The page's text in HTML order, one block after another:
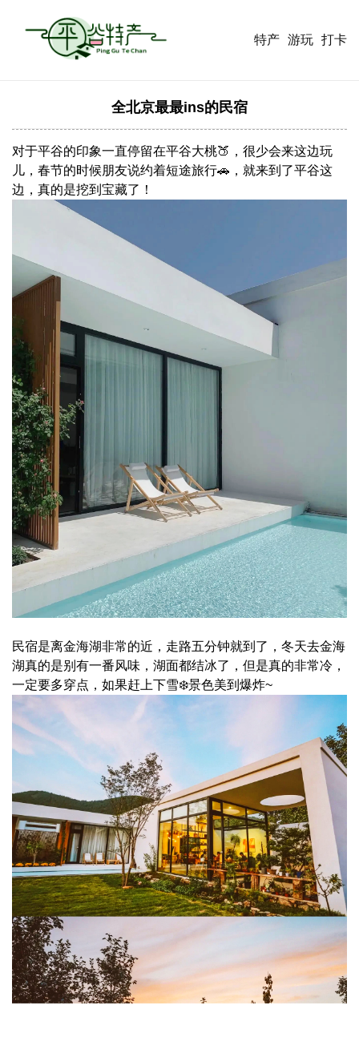
特产 游玩 打卡
全北京最最ins的民宿
对于平谷的印象一直停留在平谷大桃🍑，很少会来这边玩
儿，春节的时候朋友说约着短途旅行🚗，就来到了平谷这
边，真的是挖到宝藏了！
民宿是离金海湖非常的近，走路五分钟就到了，冬天去金海
湖真的是别有一番风味，湖面都结冰了，但是真的非常冷，
一定要多穿点，如果赶上下雪❄️景色美到爆炸~